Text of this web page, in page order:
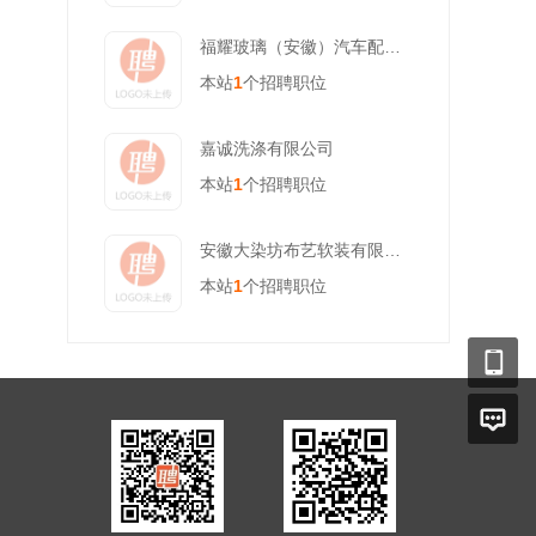
本站1个招聘职位
嘉诚洗涤有限公司
本站1个招聘职位
本站1个招聘职位